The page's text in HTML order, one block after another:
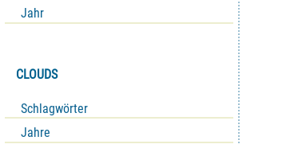
Jahr
CLOUDS
Schlagwörter
Jahre